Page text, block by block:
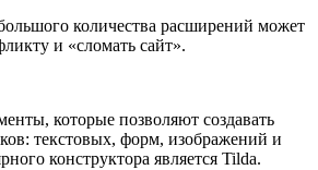
количества расширений может
и «сломать сайт».
которые позволяют создавать
текстовых, форм, изображений и
конструктора является Tilda.